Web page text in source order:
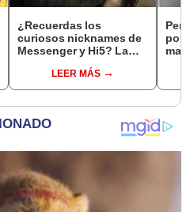
¿Recuerdas los
curiosos nicknames de
Messenger y Hi5? La
años 2000LEER MÁS
por